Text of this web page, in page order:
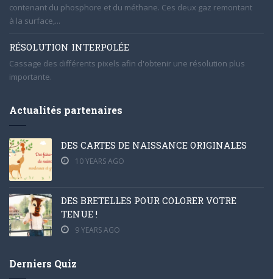
contenant du phosphore et du méthane. Ces deux gaz remontant
à la surface,...
RÉSOLUTION INTERPOLÉE
Cassage des différents pixels afin d'obtenir une résolution plus
importante.
Actualités partenaires
DES CARTES DE NAISSANCE ORIGINALES
10 YEARS AGO
DES BRETELLES POUR COLORER VOTRE
TENUE !
9 YEARS AGO
Derniers Quiz